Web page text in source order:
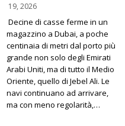
19, 2026
Decine di casse ferme in un
magazzino a Dubai, a poche
centinaia di metri dal porto più
grande non solo degli Emirati
Arabi Uniti, ma di tutto il Medio
Oriente, quello di Jebel Ali. Le
navi continuano ad arrivare,
ma con meno regolarità,…